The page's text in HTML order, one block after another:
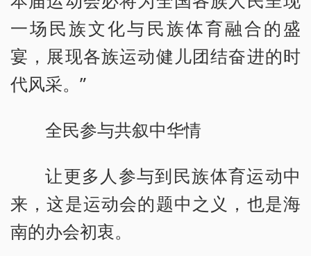
一场民族文化与民族体育融合的盛
宴，展现各族运动健儿团结奋进的时
代风采。”
全民参与共叙中华情
让更多人参与到民族体育运动中
来，这是运动会的题中之义，也是海
南的办会初衷。